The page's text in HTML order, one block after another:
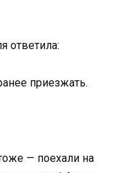
ответила:
приезжать.
— поехали на